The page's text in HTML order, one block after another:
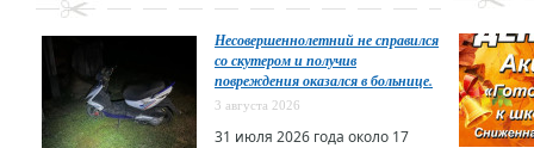
Несовершеннолетний не справился
со скутером и получив
повреждения оказался в больнице.
3 августа 2026
31 июля 2026 года около 17